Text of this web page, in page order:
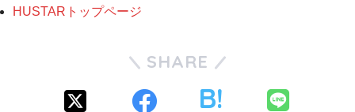
HUSTARトップページ
SHARE